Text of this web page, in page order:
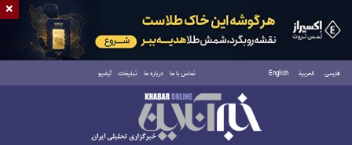
فارسی العربية English تماس با ما درباره ما تبلیغات آرشیو
یکشنبه ۱۸ مرداد ۱۴۰۵
×